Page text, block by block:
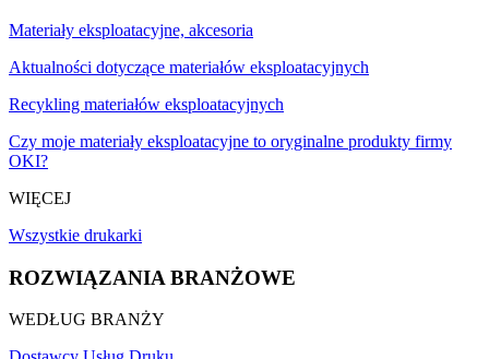
Materiały eksploatacyjne, akcesoria
Aktualności dotyczące materiałów eksploatacyjnych
Recykling materiałów eksploatacyjnych
Czy moje materiały eksploatacyjne to oryginalne produkty firmy
OKI?
WIĘCEJ
Wszystkie drukarki
ROZWIĄZANIA BRANŻOWE
WEDŁUG BRANŻY